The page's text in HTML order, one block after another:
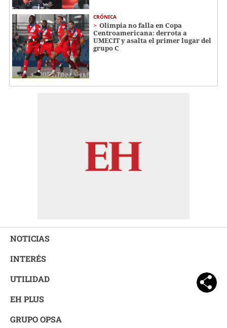
CRÓNICA
Olimpia no falla en Copa
Centroamericana: derrota a
UMECIT y asalta el primer lugar del
grupo C
NOTICIAS
INTERÉS
UTILIDAD
EH PLUS
GRUPO OPSA